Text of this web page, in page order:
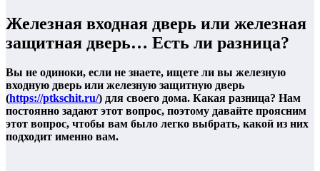
Железная входная дверь или железная
защитная дверь… Есть ли разница?
Вы не одиноки, если не знаете, ищете ли вы железную
входную дверь или железную защитную дверь
(https://ptkschit.ru/) для своего дома. Какая разница? Нам
постоянно задают этот вопрос, поэтому давайте проясним
этот вопрос, чтобы вам было легко выбрать, какой из них
подходит именно вам.